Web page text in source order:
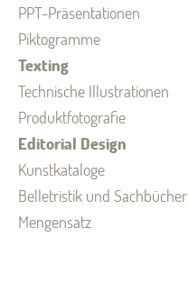
PPT-Präsentationen
Piktogramme
Texting
Technische Illustrationen
Produktfotografie
Editorial Design
Kunstkataloge
Belletristik und Sachbücher
Mengensatz